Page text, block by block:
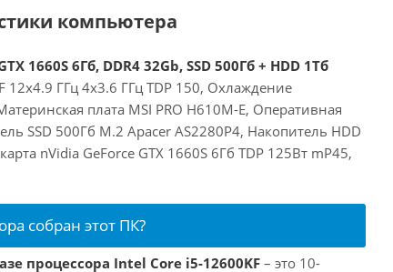
компьютера
1660S 6Гб, DDR4 32Gb, SSD 500Гб + HDD 1Тб
12x4.9 ГГц 4x3.6 ГГц TDP 150, Охлаждение
плата MSI PRO H610M-E, Оперативная
SSD 500Гб M.2 Apacer AS2280P4, Накопитель HDD
nVidia GeForce GTX 1660S 6Гб TDP 125Вт mP45,
собран этот ПК?
процессора Intel Core i5-12600KF – это 10-